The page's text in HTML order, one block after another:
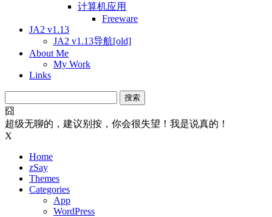
计算机应用
Freeware
JA2 v1.13
JA2 v1.13导航[old]
About Me
My Work
Links
索：
囧
超级无聊的，建议别按，你会很失望！我是说真的！
X
Home
zSay
Themes
Categories
App
WordPress